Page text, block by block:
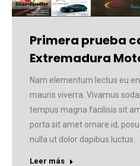
Primera prueba
Extremadura
Nam elementum lectus eu
mauris viverra. Vivamus
tempus magna facilisis sit
porta sit amet ornare id,
nulla ut dolor dapibus luctus.
Leer más